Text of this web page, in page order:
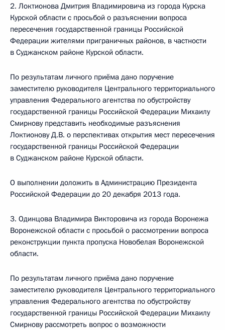
2. Локтионова Дмитрия Владимировича из города Курска
Курской области с просьбой о разъяснении вопроса
пересечения государственной границы Российской
Федерации жителями приграничных районов, в частности
в Суджанском районе Курской области.
По результатам личного приёма дано поручение
заместителю руководителя Центрального территориального
управления Федерального агентства по обустройству
государственной границы Российской Федерации Михаилу
Смирнову представить необходимые разъяснения
Локтионову Д.В. о перспективах открытия мест пересечения
государственной границы Российской Федерации
в Суджанском районе Курской области.
О выполнении доложить в Администрацию Президента
Российской Федерации до 20 декабря 2013 года.
3. Одинцова Владимира Викторовича из города Воронежа
Воронежской области с просьбой о рассмотрении вопроса
реконструкции пункта пропуска Новобелая Воронежской
области.
По результатам личного приёма дано поручение
заместителю руководителя Центрального территориального
управления Федерального агентства по обустройству
государственной границы Российской Федерации Михаилу
Смирнову рассмотреть вопрос о возможности